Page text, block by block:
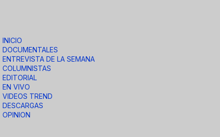
INICIO
DOCUMENTALES
ENTREVISTA DE LA SEMANA
COLUMNISTAS
EDITORIAL
EN VIVO
VIDEOS TREND
DESCARGAS
OPINION